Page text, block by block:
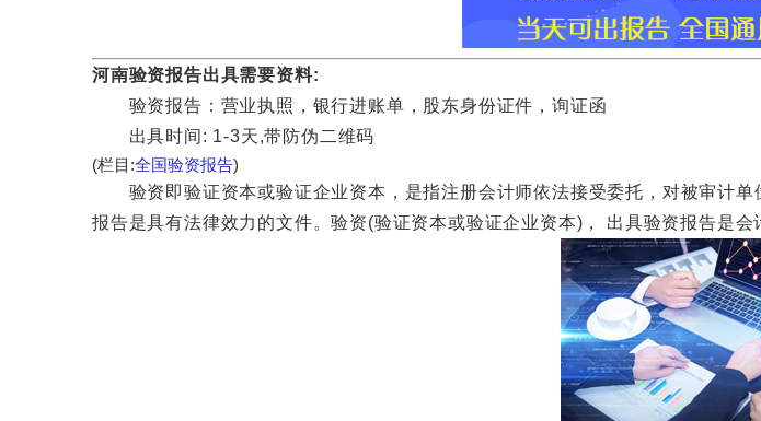
河南验资报告出具需要资料:
验资报告：营业执照，银行进账单，股东身份证件，询证函
出具时间: 1-3天,带防伪二维码
(栏目:全国验资报告)
验资即验证资本或验证企业资本，是指注册会计师依法接受委托，对被审计单
报告是具有法律效力的文件。验资(验证资本或验证企业资本)， 出具验资报告是会